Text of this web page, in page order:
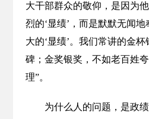
大干部群众的敬仰，是因为
烈的‘显绩’，而是默默无闻地
大的‘显绩’。我们常讲的金
碑；金奖银奖，不如老百姓
理”。
为什么人的问题，是政